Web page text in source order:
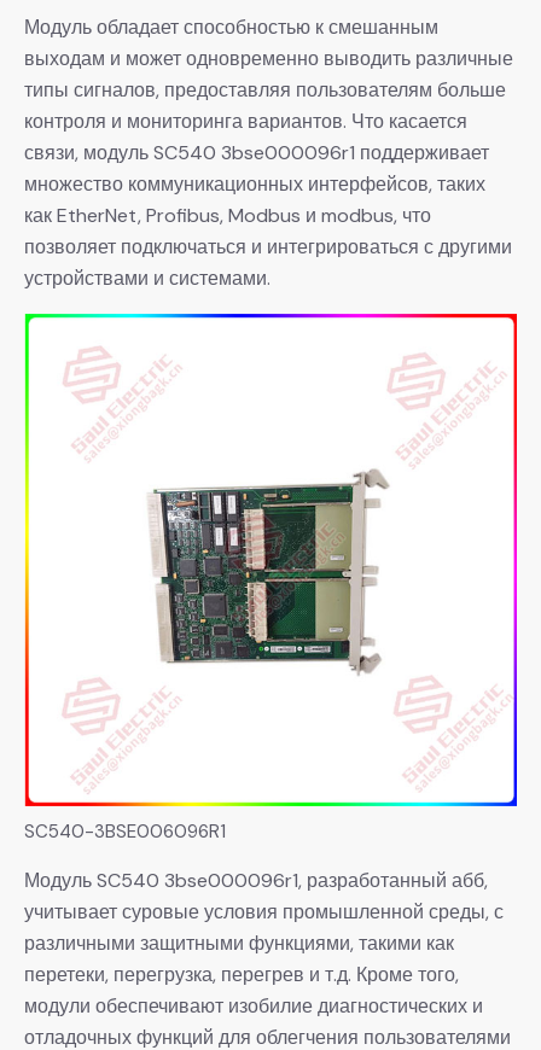
Модуль обладает способностью к смешанным
выходам и может одновременно выводить различные
типы сигналов, предоставляя пользователям больше
контроля и мониторинга вариантов. Что касается
связи, модуль SC540 3bse000096r1 поддерживает
множество коммуникационных интерфейсов, таких
как EtherNet, Profibus, Modbus и modbus, что
позволяет подключаться и интегрироваться с другими
устройствами и системами.
SC540-3BSE006096R1
Модуль SC540 3bse000096r1, разработанный абб,
учитывает суровые условия промышленной среды, с
различными защитными функциями, такими как
перетеки, перегрузка, перегрев и т.д. Кроме того,
модули обеспечивают изобилие диагностических и
отладочных функций для облегчения пользователями